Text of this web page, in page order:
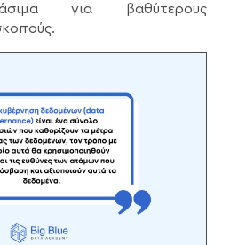
για βαθύτερους